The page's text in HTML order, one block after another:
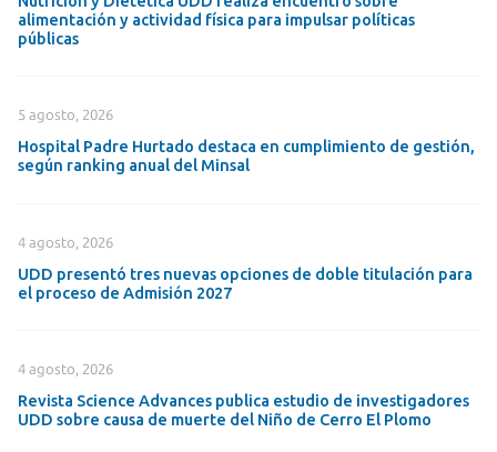
alimentación y actividad física para impulsar políticas
públicas
5 agosto, 2026
Hospital Padre Hurtado destaca en cumplimiento de gestión,
según ranking anual del Minsal
4 agosto, 2026
UDD presentó tres nuevas opciones de doble titulación para
el proceso de Admisión 2027
4 agosto, 2026
Revista Science Advances publica estudio de investigadores
UDD sobre causa de muerte del Niño de Cerro El Plomo